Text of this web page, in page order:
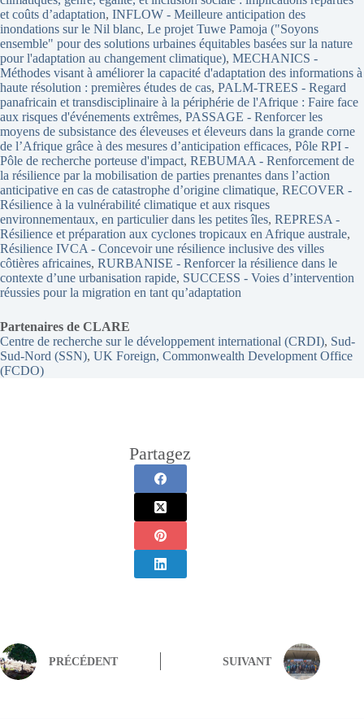
et coûts d’adaptation, INFLOW - Meilleure anticipation des
inondations sur le Nil blanc, Le projet Tuwe Pamoja ("Soyons
ensemble" pour des solutions urbaines équitables basées sur la nature
pour l'adaptation au changement climatique), MECHANICS -
Méthodes visant à améliorer la capacité d'adaptation des informations à
haute résolution : premières études de cas, PALM-TREES - Regard
panafricain et transdisciplinaire à la périphérie de l'Afrique : Faire face
aux risques d'événements extrêmes, PASSAGE - Renforcer les
moyens de subsistance des éleveuses et éleveurs dans la grande corne
de l’Afrique grâce à des mesures d’anticipation efficaces, Pôle RPI -
Pôle de recherche porteuse d'impact, REBUMAA - Renforcement de
la résilience par la mobilisation de parties prenantes dans l’action
anticipative en cas de catastrophe d’origine climatique, RECOVER -
Résilience à la vulnérabilité climatique et aux risques
environnementaux, en particulier dans les petites îles, REPRESA -
Résilience et préparation aux cyclones tropicaux en Afrique australe
Résilience IVCA - Concevoir une résilience inclusive des villes
côtières africaines, RURBANISE - Renforcer la résilience dans le
contexte d’une urbanisation rapide, SUCCESS - Voies d’intervention
réussies pour la migration en tant qu’adaptation
Partenaires de CLARE
Centre de recherche sur le développement international (CRDI), Sud-
Sud-Nord (SSN), UK Foreign, Commonwealth Development Office
(FCDO)
Partagez
PRÉCÉDENT SUIVANT